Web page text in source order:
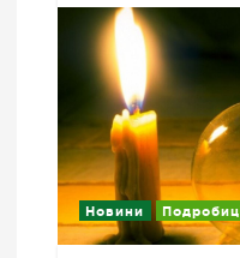
Новини